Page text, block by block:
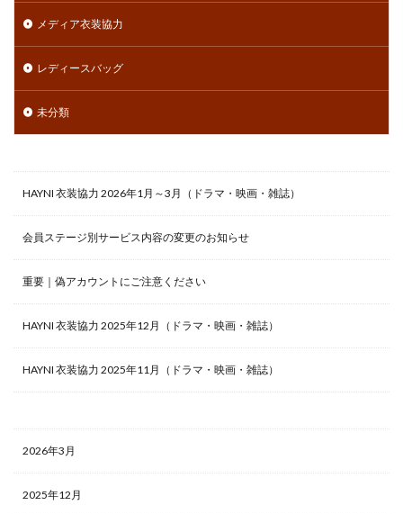
メディア衣装協力
レディースバッグ
未分類
HAYNI 衣装協力 2026年1月～3月（ドラマ・映画・雑誌）
会員ステージ別サービス内容の変更のお知らせ
重要｜偽アカウントにご注意ください
HAYNI 衣装協力 2025年12月（ドラマ・映画・雑誌）
HAYNI 衣装協力 2025年11月（ドラマ・映画・雑誌）
2026年3月
2025年12月